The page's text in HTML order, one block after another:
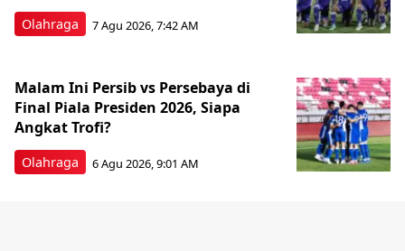
Olahraga 7 Agu 2026, 7:42 AM
Olahraga
Malam Ini Persib vs Persebaya di
Final Piala Presiden 2026, Siapa
Angkat Trofi?
6 Agu 2026, 9:01 AM